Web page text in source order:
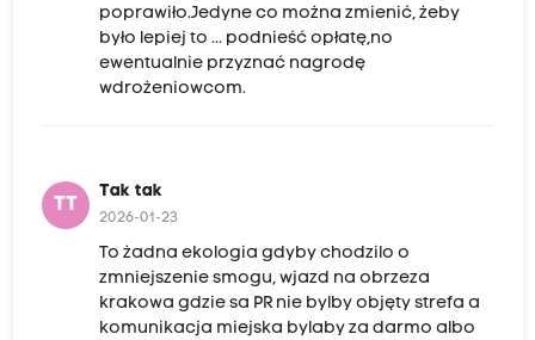
poprawiło.Jedyne co można zmienić, żeby
było lepiej to ... podnieść opłatę,no
ewentualnie przyznać nagrodę
wdrożeniowcom.
TT
Tak tak
2026-01-23
To żadna ekologia gdyby chodzilo o
zmniejszenie smogu, wjazd na obrzeza
krakowa gdzie sa PR nie bylby objęty strefa a
komunikacja miejska bylaby za darmo albo